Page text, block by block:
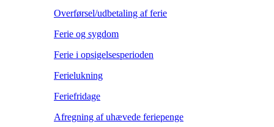
Overførsel/udbetaling af ferie
Ferie og sygdom
Ferie i opsigelsesperioden
Ferielukning
Feriefridage
Afregning af uhævede feriepenge